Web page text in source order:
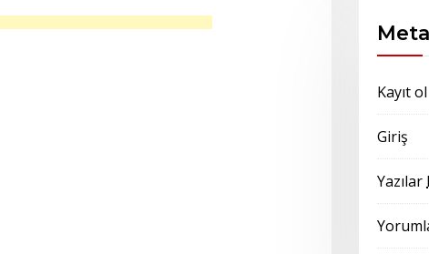
Meta
Kayıt ol
Giriş
Yazılar